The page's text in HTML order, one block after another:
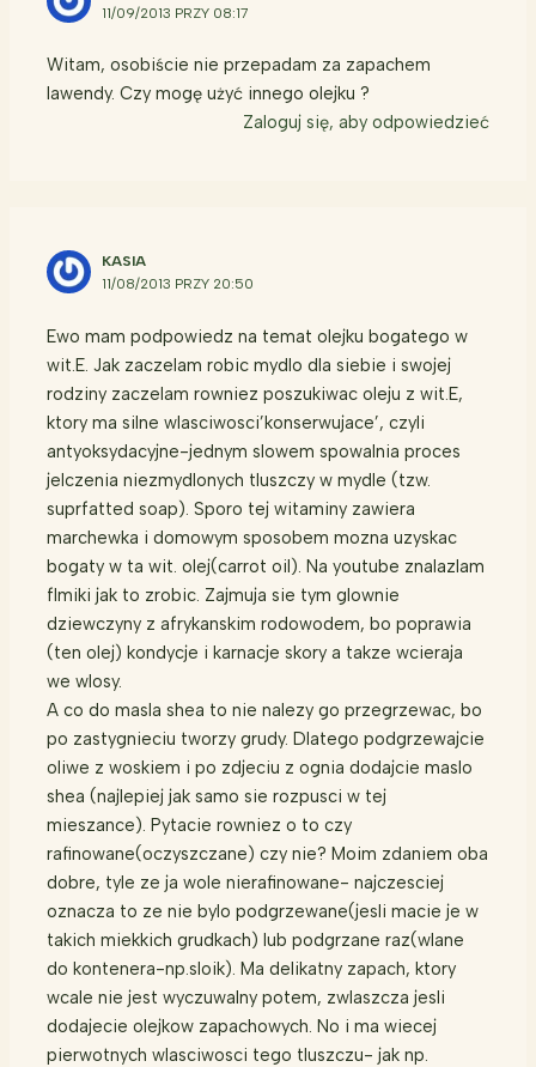
11/09/2013 PRZY 08:17
Witam, osobiście nie przepadam za zapachem
lawendy. Czy mogę użyć innego olejku ?
Zaloguj się, aby odpowiedzieć
KASIA
11/08/2013 PRZY 20:50
Ewo mam podpowiedz na temat olejku bogatego w
wit.E. Jak zaczelam robic mydlo dla siebie i swojej
rodziny zaczelam rowniez poszukiwac oleju z wit.E,
ktory ma silne wlasciwosci’konserwujace’, czyli
antyoksydacyjne-jednym slowem spowalnia proces
jelczenia niezmydlonych tluszczy w mydle (tzw.
suprfatted soap). Sporo tej witaminy zawiera
marchewka i domowym sposobem mozna uzyskac
bogaty w ta wit. olej(carrot oil). Na youtube znalazlam
flmiki jak to zrobic. Zajmuja sie tym glownie
dziewczyny z afrykanskim rodowodem, bo poprawia
(ten olej) kondycje i karnacje skory a takze wcieraja
we wlosy.
A co do masla shea to nie nalezy go przegrzewac, bo
po zastygnieciu tworzy grudy. Dlatego podgrzewajcie
oliwe z woskiem i po zdjeciu z ognia dodajcie maslo
shea (najlepiej jak samo sie rozpusci w tej
mieszance). Pytacie rowniez o to czy
rafinowane(oczyszczane) czy nie? Moim zdaniem oba
dobre, tyle ze ja wole nierafinowane- najczesciej
oznacza to ze nie bylo podgrzewane(jesli macie je w
takich miekkich grudkach) lub podgrzane raz(wlane
do kontenera-np.sloik). Ma delikatny zapach, ktory
wcale nie jest wyczuwalny potem, zwlaszcza jesli
dodajecie olejkow zapachowych. No i ma wiecej
pierwotnych wlasciwosci tego tluszczu- jak np.